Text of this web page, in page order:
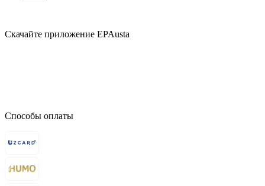
Скачайте приложение EPAusta
Способы оплаты